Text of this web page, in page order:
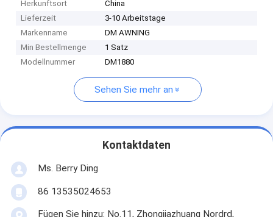
Herkunftsort
China
Lieferzeit
3-10 Arbeitstage
Markenname
DM AWNING
Min Bestellmenge
1 Satz
Modellnummer
DM1880
Sehen Sie mehr an
Kontaktdaten
Ms. Berry Ding
86 13535024653
Fügen Sie hinzu: No.11, Zhongjiazhuang Nordrd,